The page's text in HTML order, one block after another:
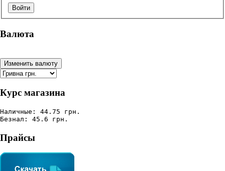
Валюта
Курс магазина
Наличные: 44.75 грн.
Безнал: 45.6 грн.
Прайсы